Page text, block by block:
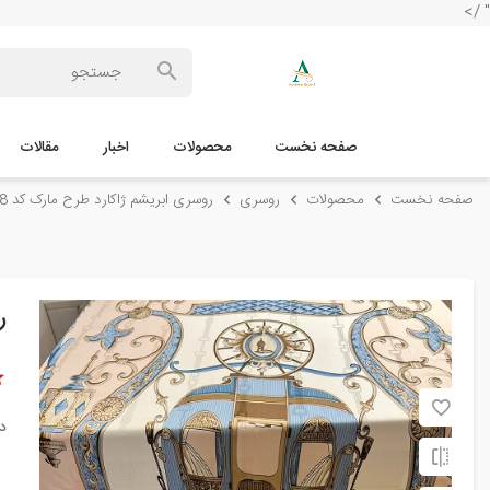
" />
صفحه نخست محصولات اخبار مقالات
صفحه نخست محصولات روسری روسری ابریشم ژاکارد طرح مارک کد 12488